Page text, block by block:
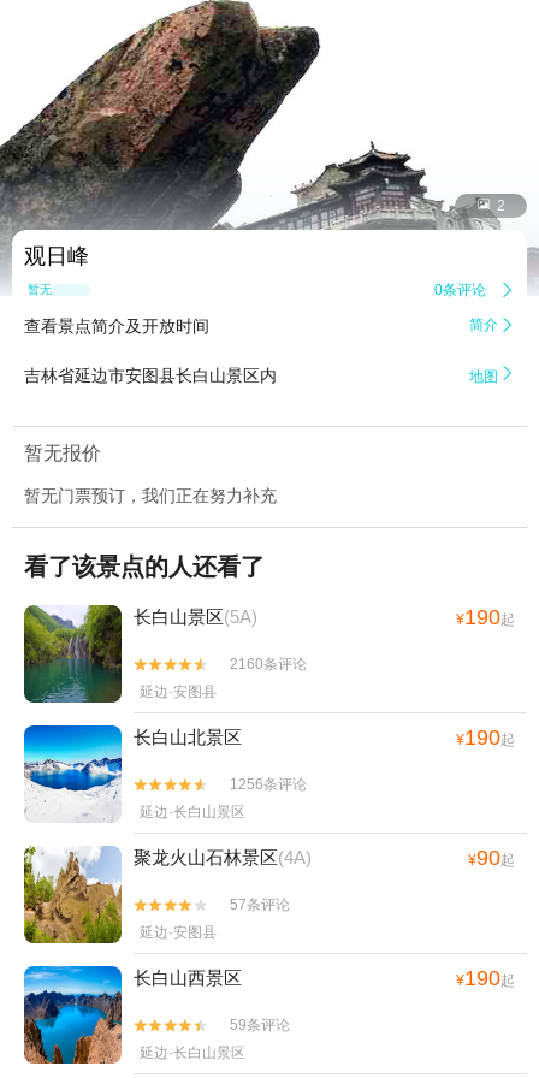
 2
观日峰
暂无点评 0条评论 
查看景点简介及开放时间 简介 
吉林省延边市安图县长白山景区内 地图 
暂无报价
暂无门票预订，我们正在努力补充
看了该景点的人还看了
长白山景区(5A) ¥190起


2160条评论
延边·安图县
长白山北景区 ¥190起


1256条评论
延边·长白山景区
聚龙火山石林景区(4A) ¥90起


57条评论
延边·安图县
长白山西景区 ¥190起


59条评论
延边·长白山景区